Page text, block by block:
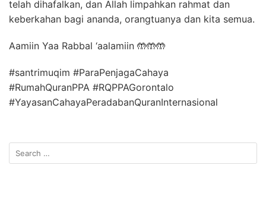
telah dihafalkan, dan Allah limpahkan rahmat dan
keberkahan bagi ananda, orangtuanya dan kita semua.
Aamiin Yaa Rabbal ‘aalamiin 🤲🤲🤲
#santrimuqim #ParaPenjagaCahaya
#RumahQuranPPA #RQPPAGorontalo
#YayasanCahayaPeradabanQuranInternasional
Search
for: